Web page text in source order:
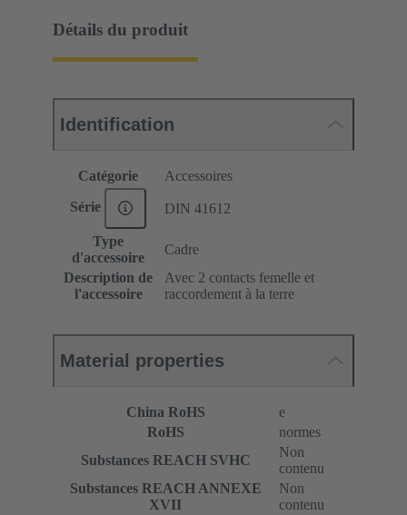
Détails du produit
Identification
Catégorie Accessoires
Série DIN 41612
Type
d'accessoire
Cadre
Description de
l'accessoire
Avec 2 contacts femelle et
raccordement à la terre
Material properties
China RoHS
e
RoHS
normes
Substances REACH SVHC
Non
contenu
Substances REACH ANNEXE
XVII
Non
contenu